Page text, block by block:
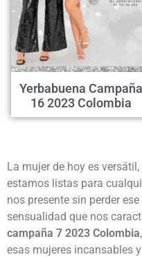
Yerbabuena Campaña
16 2023 Colombia
La mujer de hoy es
estamos listas para
nos presente sin perder
sensualidad que nos
campaña 7 2023 Colombia
esas mujeres incansables